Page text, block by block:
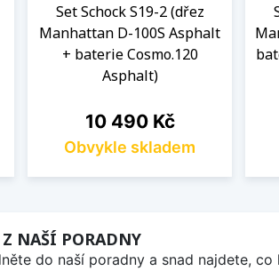
Set Schock S19-2 (dřez
Manhattan D-100S Asphalt
+ baterie Cosmo.120
Asphalt)
Cena
10 490 Kč
Obvykle skladem
NAŠÍ PORADNY
do naší poradny a snad najdete,